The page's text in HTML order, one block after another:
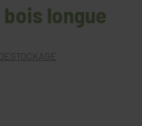
longue
DESTOCKAGE